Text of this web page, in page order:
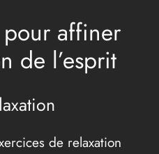
affiner
de l’esprit
de relaxation